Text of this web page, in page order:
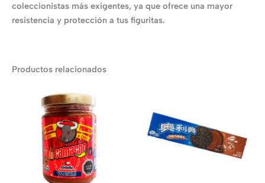
coleccionistas más exigentes, ya que ofrece una mayor
resistencia y protección a tus figuritas.
Productos relacionados